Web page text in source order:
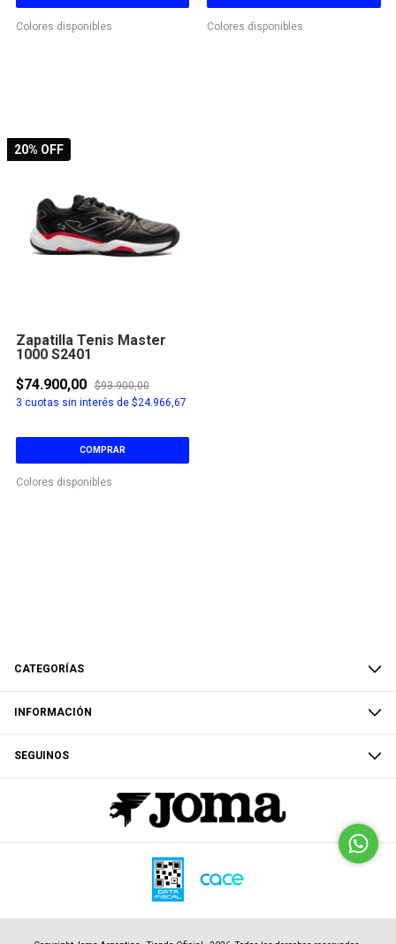
Colores disponibles Colores disponibles
20% OFF
Zapatilla Tenis Master
1000 S2401
$74.900,00
$93.900,00
3 cuotas sin interés de $24.966,67
COMPRAR
Colores disponibles
CATEGORÍAS
INFORMACIÓN
SEGUINOS